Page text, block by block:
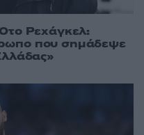
Ρεχάγκελ:
που σημάδεψε